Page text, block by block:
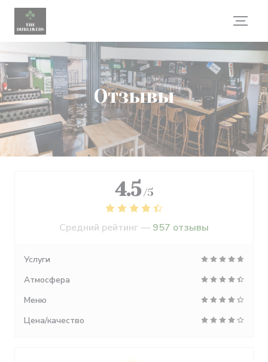
Панель управления cookies
Отзывы
4.5 /5
Средний рейтинг — 957 отзывы
Услуги
Атмосфера
Меню
Цена/качество